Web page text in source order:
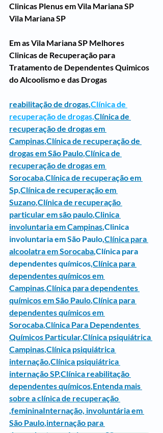
Clinicas Plenus em Vila Mariana SP
Vila Mariana SP
Em as Vila Mariana SP Melhores
Clinicas de Recuperação para
Tratamento de Dependentes Quimicos
do Alcoolismo e das Drogas
reabilitação de drogas Clínica de
recuperação de drogas Clínica de
recuperação de drogas em
Campinas Clínica de recuperação de
drogas em São Paulo Clínica de
recuperação de drogas em
Sorocaba Clínica de recuperação em
Sp, Clínica de recuperação em
Suzano Clínica de recuperação
particular em são paulo Clinica
involuntaria em Campinas Clinica
involuntaria em São Paulo Clínica para
alcoolatra em Sorocaba ,Clínica para
dependentes químicos, Clínica para
dependentes químicos em
Campinas Clínica para dependentes
químicos em São Paulo Clínica para
dependentes químicos em
Sorocaba Clínica Para Dependentes
Químicos Particular,Clínica psiquiátrica
Campinas Clínica psiquiátrica
internação Clínica psiquiátrica
internação SP,Clínica reabilitação
dependentes químicos Entenda mais
sobre a clínica de recuperação
,femininaInternação, involuntária em
São Paulo internação para